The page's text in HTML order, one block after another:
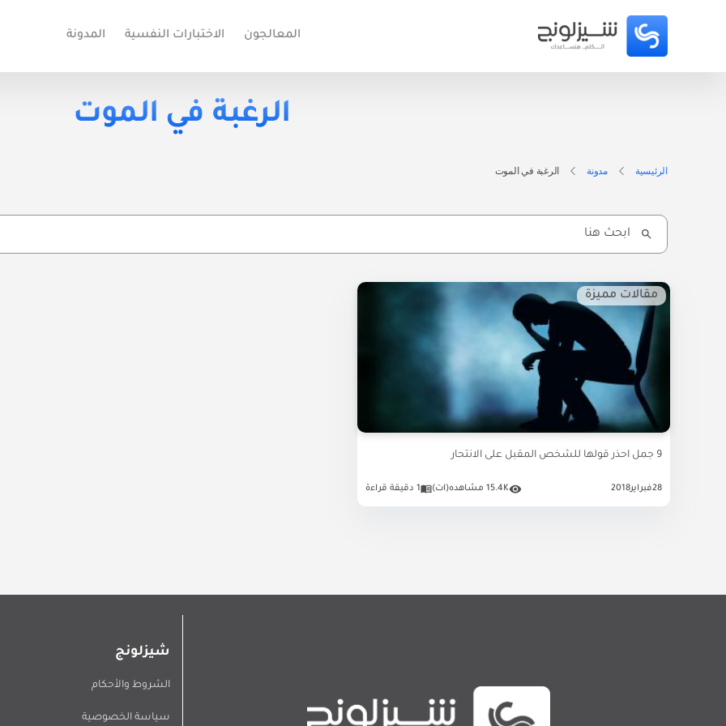
المعالجون الاختبارات النفسية المدونة
الرغبة في الموت
الرئيسية مدونة الرغبة في الموت
Search
مقالات مميزة
9 جمل احذر قولها للشخص المقبل على الانتحار
28فبراير2018 15.4K مشاهده(ات) 1 دقيقة قراءة
شيزلونج
الشروط والأحكام
سياسة الخصوصية